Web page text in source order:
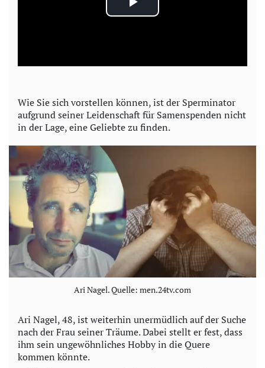
P
a
V
i
e
o
Wie Sie sich vorstellen können, ist der Sperminator
aufgrund seiner Leidenschaft für Samenspenden nicht
in der Lage, eine Geliebte zu finden.
Ari Nagel. Quelle: men.24tv.com
Ari Nagel, 48, ist weiterhin unermüdlich auf der Suche
nach der Frau seiner Träume. Dabei stellt er fest, dass
ihm sein ungewöhnliches Hobby in die Quere
kommen könnte.